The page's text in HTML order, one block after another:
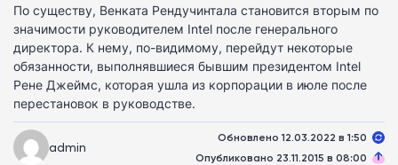
По существу, Венката Рендучинтала становится вторым по
значимости руководителем Intel после генерального
директора. К нему, по-видимому, перейдут некоторые
обязанности, выполнявшиеся бывшим президентом Intel
Рене Джеймс, которая ушла из корпорации в июле после
перестановок в руководстве.
admin
Обновлено 12.03.2022 в 1:50
Опубликовано 23.11.2015 в 08:00